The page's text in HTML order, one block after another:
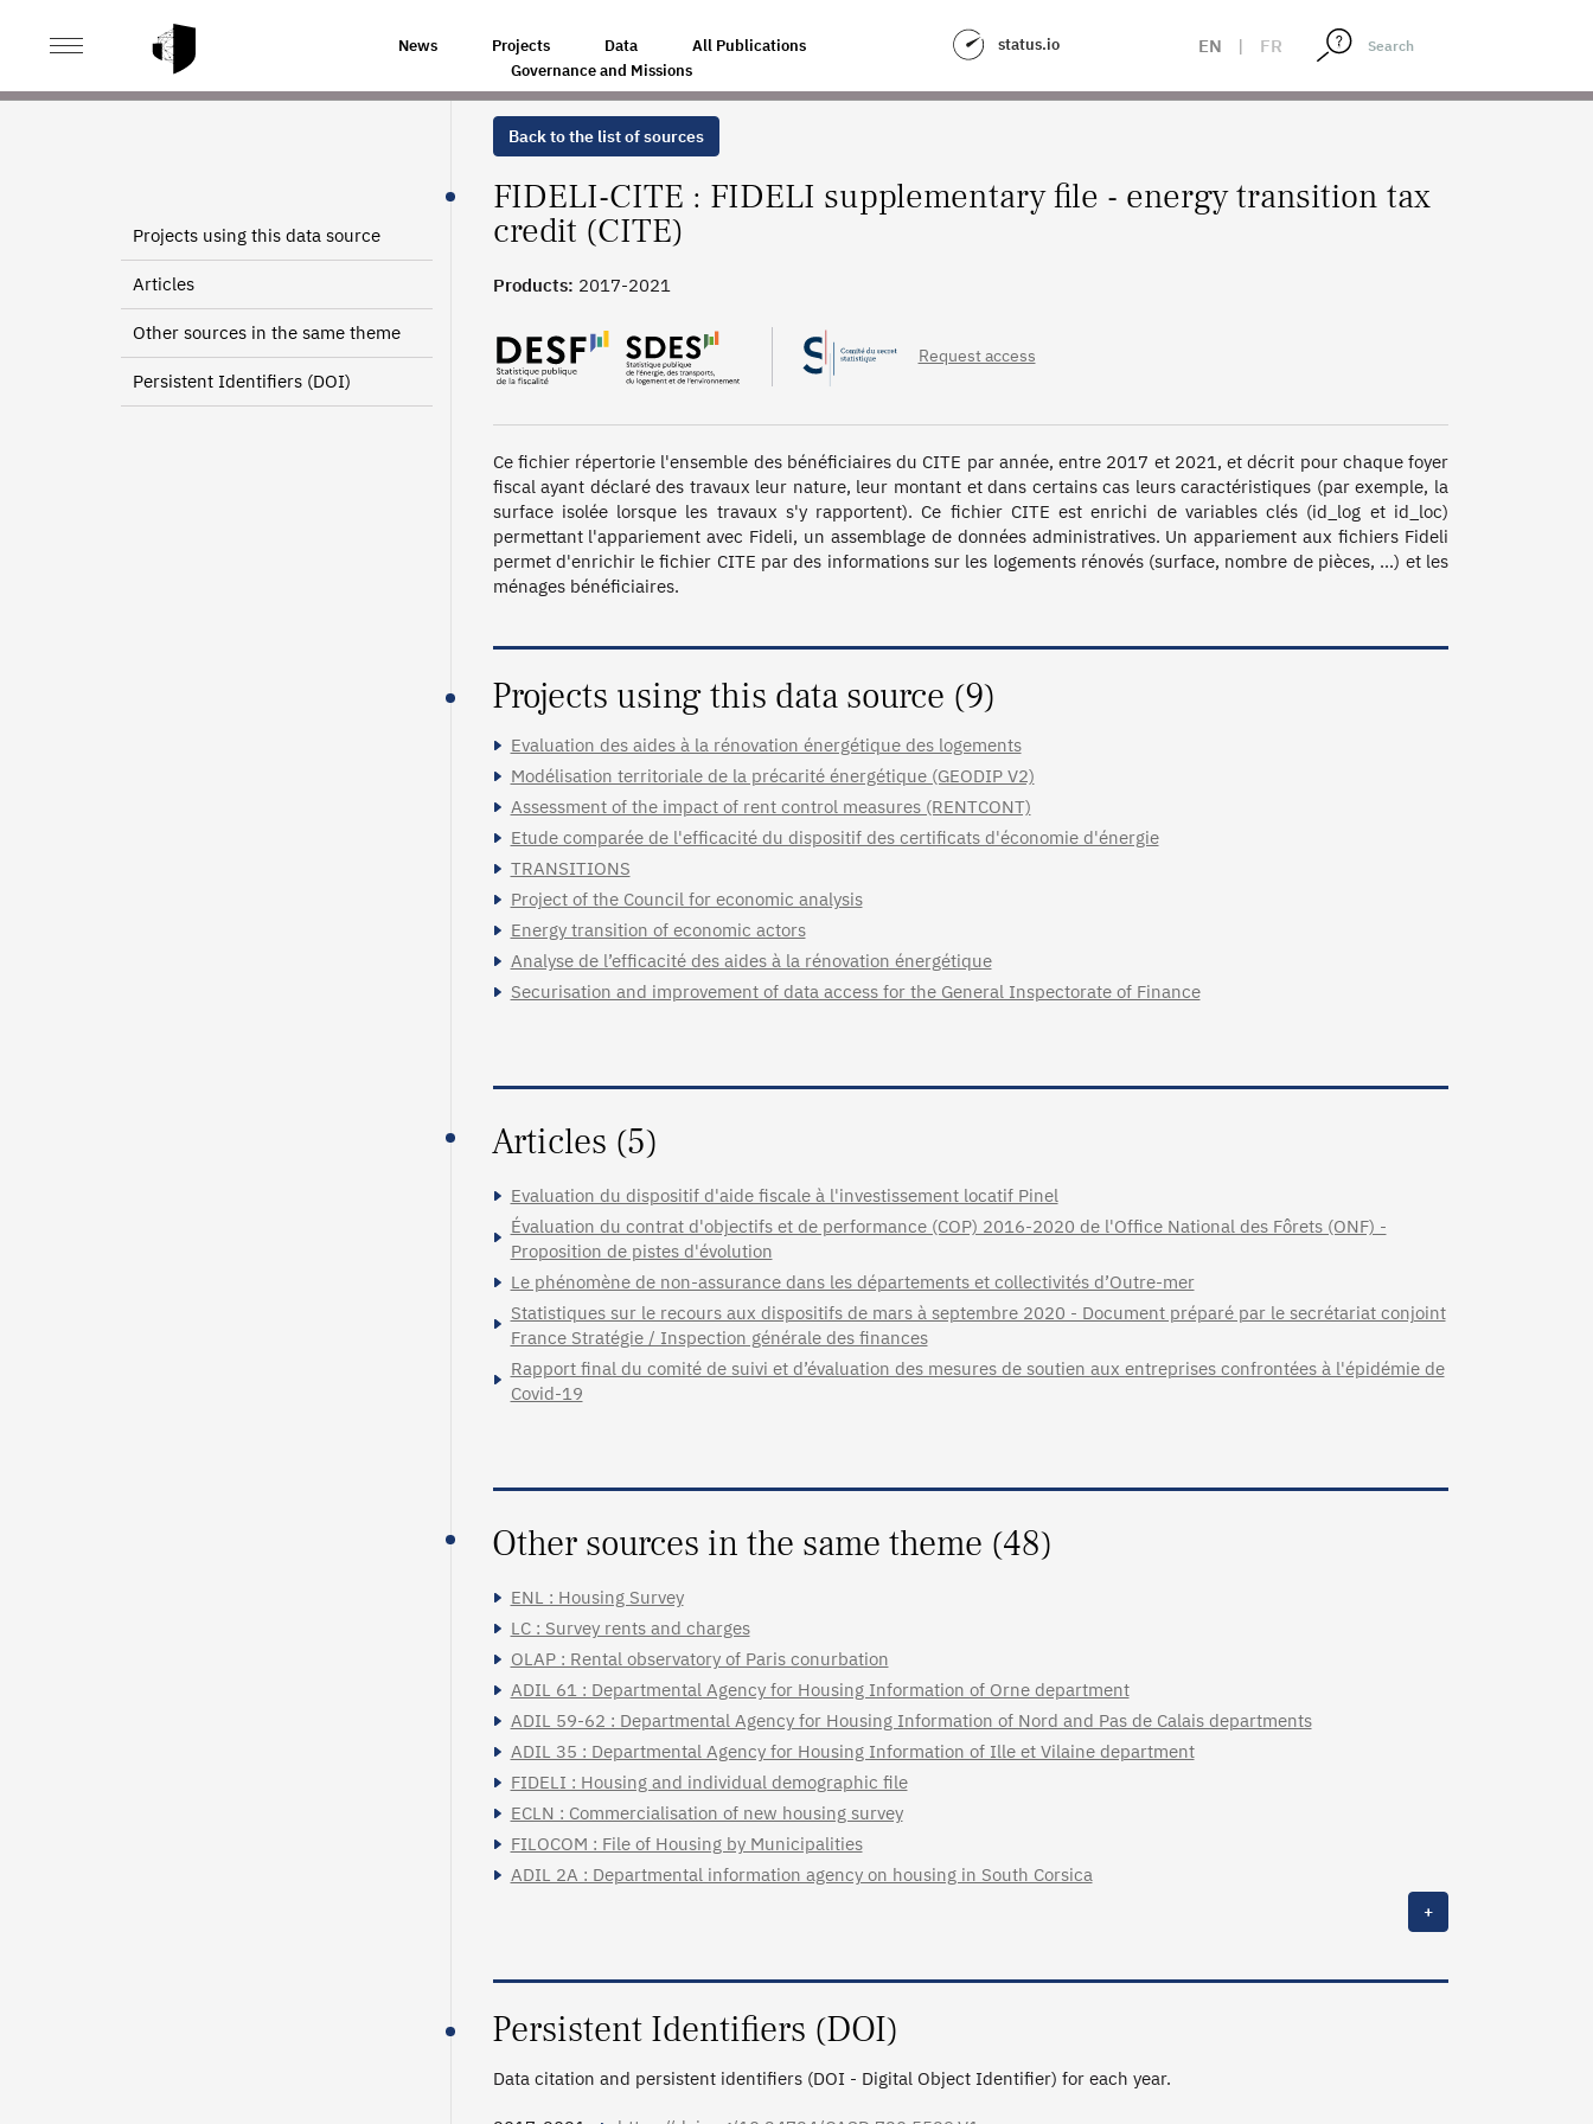
News Projects Data
All Publications
Governance and Missions
status.io EN | FR
HOME FIDELI SUPPLEMENTARY FILE - ENERGY TRANSITION TAX CREDIT (CITE)
Projects using this data source
Articles
Other sources in the same theme
Persistent Identifiers (DOI)
Back to the list of sources
FIDELI-CITE : FIDELI supplementary file - energy transition tax
credit (CITE)
Products: 2017-2021
Request access
Ce fichier répertorie l'ensemble des bénéficiaires du CITE par année, entre 2017 et 2021, et décrit pour chaque foyer
fiscal ayant déclaré des travaux leur nature, leur montant et dans certains cas leurs caractéristiques (par exemple, la
surface isolée lorsque les travaux s'y rapportent). Ce fichier CITE est enrichi de variables clés (id_log et id_loc)
permettant l'appariement avec Fideli, un assemblage de données administratives. Un appariement aux fichiers Fideli
permet d'enrichir le fichier CITE par des informations sur les logements rénovés (surface, nombre de pièces, ...) et les
ménages bénéficiaires.
Projects using this data source (9)
Evaluation des aides à la rénovation énergétique des logements
Modélisation territoriale de la précarité énergétique (GEODIP V2)
Assessment of the impact of rent control measures (RENTCONT)
Etude comparée de l'efficacité du dispositif des certificats d'économie d'énergie
TRANSITIONS
Project of the Council for economic analysis
Energy transition of economic actors
Analyse de l’efficacité des aides à la rénovation énergétique
Securisation and improvement of data access for the General Inspectorate of Finance
Articles (5)
Evaluation du dispositif d'aide fiscale à l'investissement locatif Pinel
Évaluation du contrat d'objectifs et de performance (COP) 2016-2020 de l'Office National des Fôrets (ONF) -
Proposition de pistes d'évolution
Le phénomène de non-assurance dans les départements et collectivités d’Outre-mer
Statistiques sur le recours aux dispositifs de mars à septembre 2020 - Document préparé par le secrétariat conjoint
France Stratégie / Inspection générale des finances
Rapport final du comité de suivi et d’évaluation des mesures de soutien aux entreprises confrontées à l'épidémie de
Covid-19
Other sources in the same theme (48)
ENL : Housing Survey
LC : Survey rents and charges
OLAP : Rental observatory of Paris conurbation
ADIL 61 : Departmental Agency for Housing Information of Orne department
ADIL 59-62 : Departmental Agency for Housing Information of Nord and Pas de Calais departments
ADIL 35 : Departmental Agency for Housing Information of Ille et Vilaine department
FIDELI : Housing and individual demographic file
ECLN : Commercialisation of new housing survey
FILOCOM : File of Housing by Municipalities
ADIL 2A : Departmental information agency on housing in South Corsica
+
Persistent Identifiers (DOI)
Data citation and persistent identifiers (DOI - Digital Object Identifier) for each year.